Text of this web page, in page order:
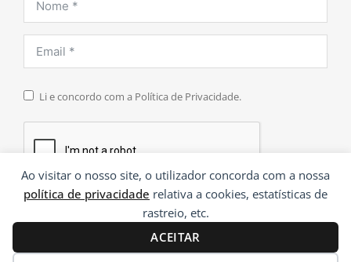
Ao visitar o nosso site, o utilizador concorda com a nossa
política de privacidade relativa a cookies, estatísticas de
rastreio, etc.
ACEITAR
Li e concordo com a Política de Privacidade.
INSCREVER